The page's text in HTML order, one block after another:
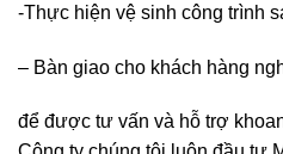
-Thực hiện vệ sinh công trình
– Bàn giao cho khách hàng
để được tư vấn và hỗ trợ